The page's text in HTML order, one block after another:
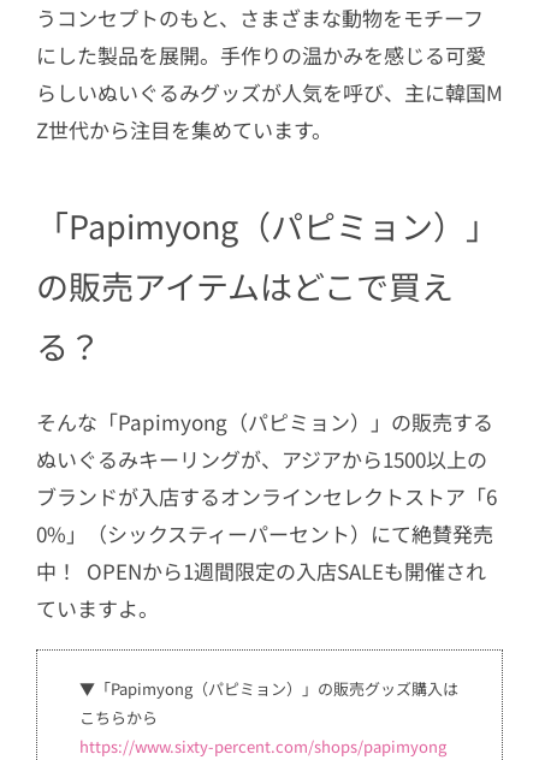
うコンセプトのもと、さまざまな動物をモチーフ
にした製品を展開。手作りの温かみを感じる可愛
らしいぬいぐるみグッズが人気を呼び、主に韓国M
Z世代から注目を集めています。
「Papimyong（パピミョン）」
の販売アイテムはどこで買え
る？
そんな「Papimyong（パピミョン）」の販売する
ぬいぐるみキーリングが、アジアから1500以上の
ブランドが入店するオンラインセレクトストア「6
0%」（シックスティーパーセント）にて絶賛発売
中！ OPENから1週間限定の入店SALEも開催され
ていますよ。
▼「Papimyong（パピミョン）」の販売グッズ購入は
こちらから
https://www.sixty-percent.com/shops/papimyong